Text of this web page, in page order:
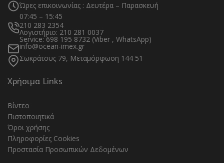
Ώρες επικοινωνίας : Δευτέρα – Παρασκευή
07:45 – 15:45
210 283 2354
Λογιστήριο: 210 281 0037
Service: 698 195 8732 (Viber , WhatsApp)
info@ocean-imex.gr
Σωκράτους 79, Μεταμόρφωση 144 51
Χρήσιμα Links
Βίντεο
Πιστοποιητικά
Όροι χρήσης
Πληροφορίες Cookies
Προστασία Προσωπικών Δεδομένων